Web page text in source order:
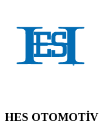
HES OTOMOTİV